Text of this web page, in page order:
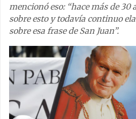
mencionó eso: “hace más de 30
sobre esto y todavía continuo
sobre esa frase de San Juan”.